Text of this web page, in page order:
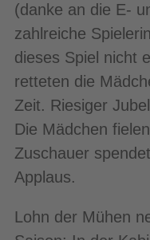
(danke an die E-
zahlreiche
dieses Spiel nicht
retteten die
Zeit. Riesiger
Die Mädchen
Zuschauer
Applaus.
Lohn der Mühen